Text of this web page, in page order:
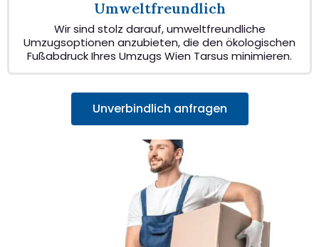
Umweltfreundlich
Wir sind stolz darauf, umweltfreundliche
Umzugsoptionen anzubieten, die den ökologischen
Fußabdruck Ihres Umzugs Wien Tarsus minimieren.
Unverbindlich anfragen